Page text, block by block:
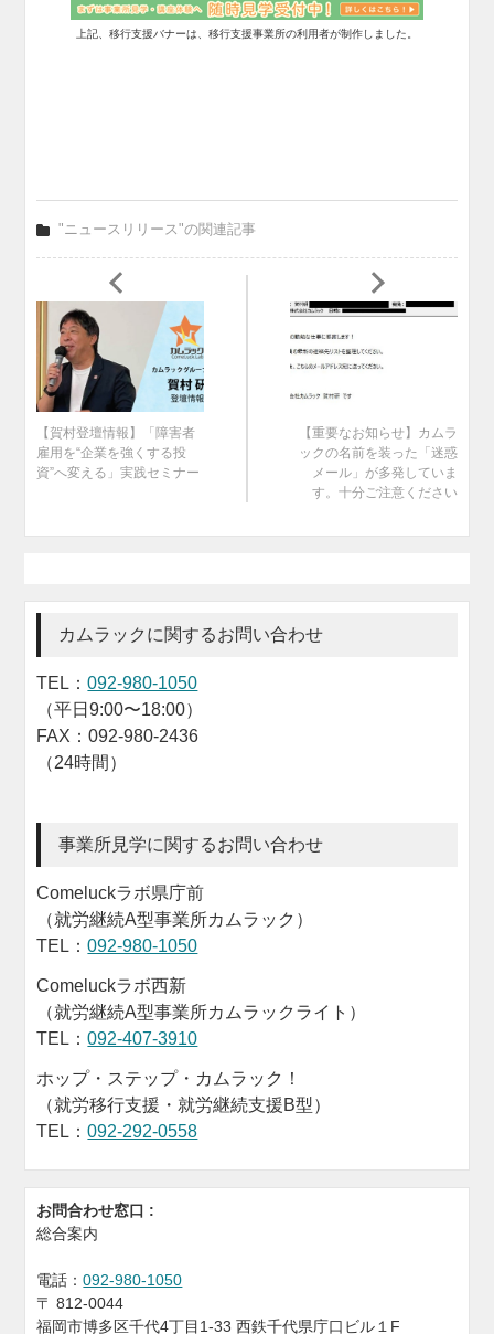
上記、移行支援バナーは、移行支援事業所の利用者が制作しました。
"ニュースリリース"の関連記事
【賀村登壇情報】「障害者
雇用を“企業を強くする投
資”へ変える」実践セミナー
【重要なお知らせ】カムラ
ックの名前を装った「迷惑
メール」が多発していま
す。十分ご注意ください
カムラックに関するお問い合わせ
TEL：092-980-1050
（平日9:00〜18:00）
FAX：092-980-2436
（24時間）
事業所見学に関するお問い合わせ
Comeluckラボ県庁前
（就労継続A型事業所カムラック）
TEL：092-980-1050
Comeluckラボ西新
（就労継続A型事業所カムラックライト）
TEL：092-407-3910
ホップ・ステップ・カムラック！
（就労移行支援・就労継続支援B型）
TEL：092-292-0558
お問合わせ窓口 :
総合案内
電話：092-980-1050
〒812-0044
福岡市博多区千代4丁目1-33 西鉄千代県庁口ビル１F